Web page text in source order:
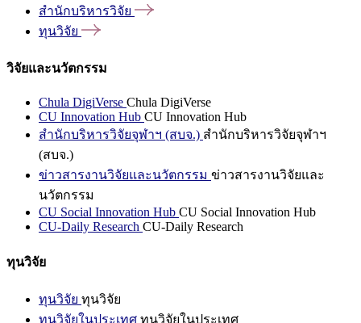
สำนักบริหารวิจัย
ทุนวิจัย
วิจัยและนวัตกรรม
Chula DigiVerse Chula DigiVerse
CU Innovation Hub CU Innovation Hub
สำนักบริหารวิจัยจุฬาฯ (สบจ.) สำนักบริหารวิจัยจุฬาฯ
(สบจ.)
ข่าวสารงานวิจัยและนวัตกรรม ข่าวสารงานวิจัยและ
นวัตกรรม
CU Social Innovation Hub CU Social Innovation Hub
CU-Daily Research CU-Daily Research
ทุนวิจัย
ทุนวิจัย ทุนวิจัย
ทุนวิจัยในประเทศ ทุนวิจัยในประเทศ